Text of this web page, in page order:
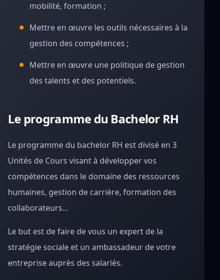
mobilité, formation ;
Mettre en œuvre les outils nécessaires à la
gestion des compétences ;
Mettre en œuvre une politique de gestion
des talents et des potentiels.
Le programme du Bachelor RH
Le programme du bachelor RH est divisé en 3
Unités de Cours visant à développer vos
compétences dans le domaine des ressources
humaines, gestion de carrière, formation des
collaborateurs…
Le but est de faire de vous un expert de la
stratégie sociale et un ambassadeur de votre
entrepriseauprès des salariés.